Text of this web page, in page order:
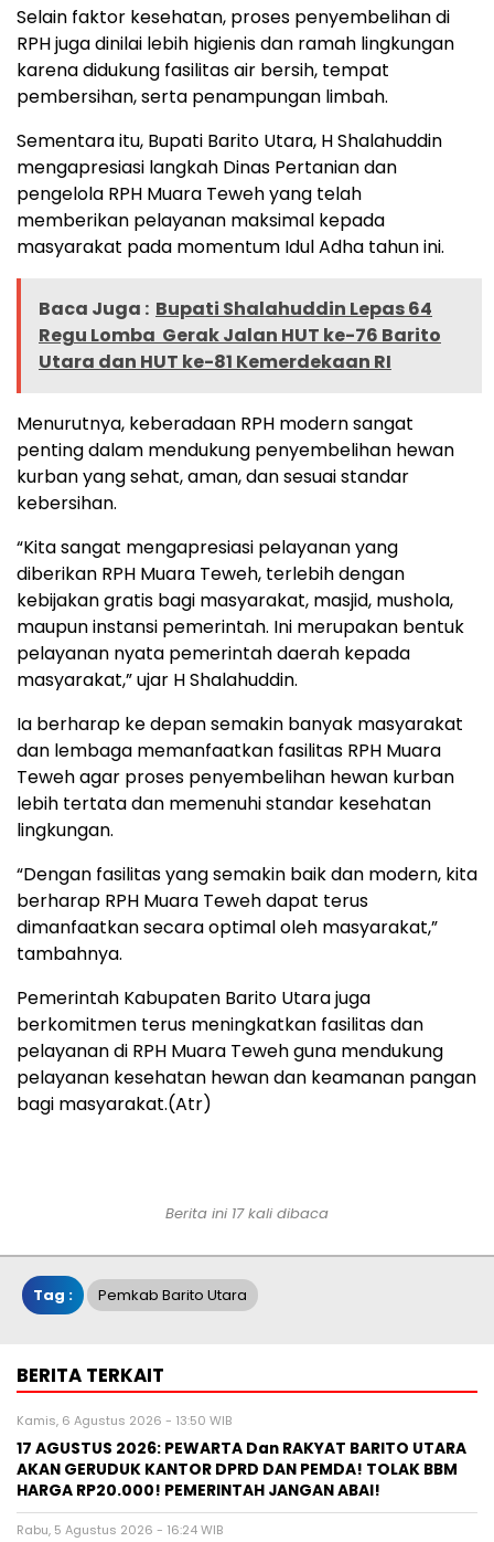
Selain faktor kesehatan, proses penyembelihan di
RPH juga dinilai lebih higienis dan ramah lingkungan
karena didukung fasilitas air bersih, tempat
pembersihan, serta penampungan limbah.
Sementara itu, Bupati Barito Utara, H Shalahuddin
mengapresiasi langkah Dinas Pertanian dan
pengelola RPH Muara Teweh yang telah
memberikan pelayanan maksimal kepada
masyarakat pada momentum Idul Adha tahun ini.
Baca Juga : Bupati Shalahuddin Lepas 64
Regu Lomba Gerak Jalan HUT ke-76 Barito
Utara dan HUT ke-81 Kemerdekaan RI
Menurutnya, keberadaan RPH modern sangat
penting dalam mendukung penyembelihan hewan
kurban yang sehat, aman, dan sesuai standar
kebersihan.
“Kita sangat mengapresiasi pelayanan yang
diberikan RPH Muara Teweh, terlebih dengan
kebijakan gratis bagi masyarakat, masjid, mushola,
maupun instansi pemerintah. Ini merupakan bentuk
pelayanan nyata pemerintah daerah kepada
masyarakat,” ujar H Shalahuddin.
Ia berharap ke depan semakin banyak masyarakat
dan lembaga memanfaatkan fasilitas RPH Muara
Teweh agar proses penyembelihan hewan kurban
lebih tertata dan memenuhi standar kesehatan
lingkungan.
“Dengan fasilitas yang semakin baik dan modern, kita
berharap RPH Muara Teweh dapat terus
dimanfaatkan secara optimal oleh masyarakat,”
tambahnya.
Pemerintah Kabupaten Barito Utara juga
berkomitmen terus meningkatkan fasilitas dan
pelayanan di RPH Muara Teweh guna mendukung
pelayanan kesehatan hewan dan keamanan pangan
bagi masyarakat.(Atr)
Berita ini 17 kali dibaca
Tag : Pemkab Barito Utara
BERITA TERKAIT
Kamis, 6 Agustus 2026 - 13:50 WIB
17 AGUSTUS 2026: PEWARTA Dan RAKYAT BARITO UTARA
AKAN GERUDUK KANTOR DPRD DAN PEMDA! TOLAK BBM
HARGA RP20.000! PEMERINTAH JANGAN ABAI!
Rabu, 5 Agustus 2026 - 16:24 WIB